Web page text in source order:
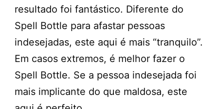
resultado foi fantástico. Diferente do
Spell Bottle para afastar pessoas
indesejadas, este aqui é mais “tranquilo”.
Em casos extremos, é melhor fazer o
Spell Bottle. Se a pessoa indesejada foi
mais implicante do que maldosa, este